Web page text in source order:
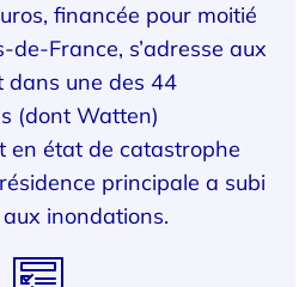
financée pour moitié
de-France, s’adresse aux
dans une des 44
(dont Watten)
en état de catastrophe
principale a subi
inondations.